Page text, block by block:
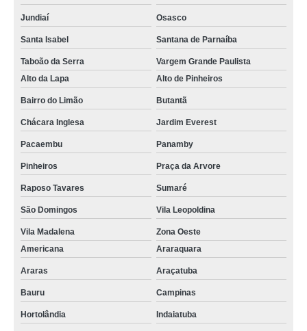
Jundiaí Osasco
Santa Isabel Santana de Parnaíba
Taboão da Serra
Vargem Grande Paulista
Alto da Lapa
Alto de Pinheiros
Bairro do Limão Butantã
Chácara Inglesa Jardim Everest
Pacaembu Panamby
Pinheiros Praça da Arvore
Raposo Tavares Sumaré
São Domingos Vila Leopoldina
Vila Madalena
Zona Oeste
Americana
Araraquara
Araras Araçatuba
Bauru Campinas
Hortolândia Indaiatuba